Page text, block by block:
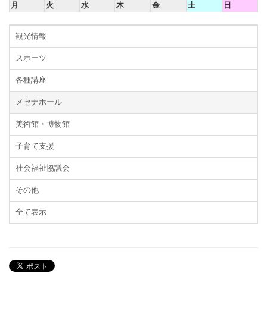
月 火 水 木 金 土 日
観光情報
スポーツ
各種講座
メセナホール
美術館・博物館
子育て支援
社会福祉協議会
その他
全て表示